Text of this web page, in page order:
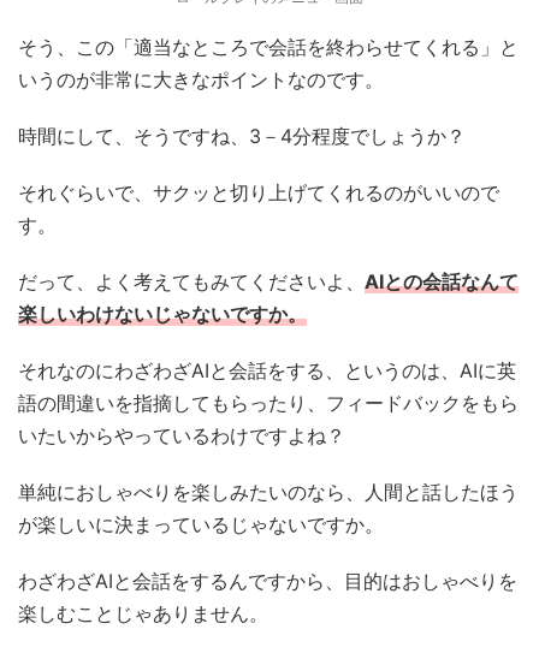
そう、この「適当なところで会話を終わらせてくれる」と
いうのが非常に大きなポイントなのです。
時間にして、そうですね、3－4分程度でしょうか？
それぐらいで、サクッと切り上げてくれるのがいいので
す。
だって、よく考えてもみてくださいよ、 AIとの会話なんて
楽しいわけないじゃないですか。
それなのにわざわざAIと会話をする、というのは、AIに英
語の間違いを指摘してもらったり、フィードバックをもら
いたいからやっているわけですよね？
単純におしゃべりを楽しみたいのなら、人間と話したほう
が楽しいに決まっているじゃないですか。
わざわざAIと会話をするんですから、目的はおしゃべりを
楽しむことじゃありません。